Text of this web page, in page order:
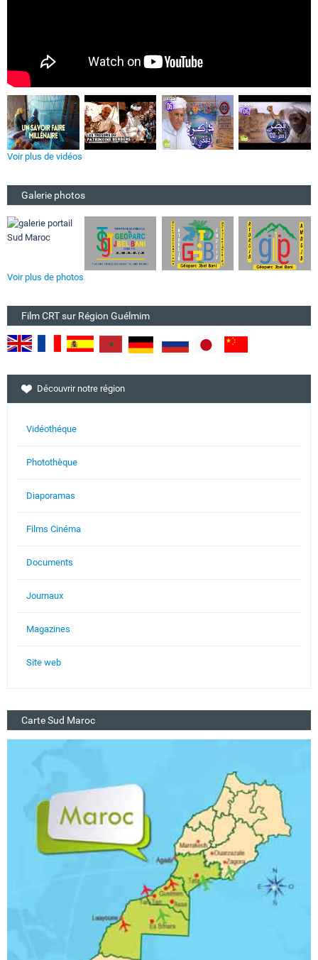
Voir plus de vidéos
Galerie photos
Voir plus de photos
Film CRT sur Région Guélmim
Découvrir notre région
Vidéothéque
Photothèque
Diaporamas
Films Cinéma
Documents
Journaux
Magazines
Site web
Carte Sud Maroc